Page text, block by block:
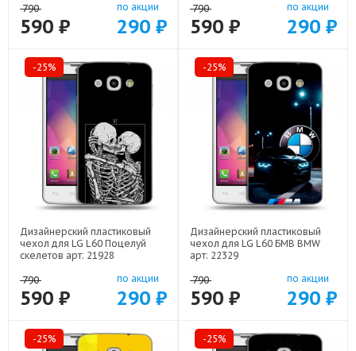
790
590 ₽
по акции
290 ₽
790
590 ₽
по акции
290 ₽
-25%
Дизайнерский пластиковый
чехол для LG L60 Поцелуй
скелетов арт: 21928
790
590 ₽
по акции
290 ₽
-25%
Дизайнерский пластиковый
чехол для LG L60 БМВ BMW
арт: 22329
790
590 ₽
по акции
290 ₽
-25% -25%